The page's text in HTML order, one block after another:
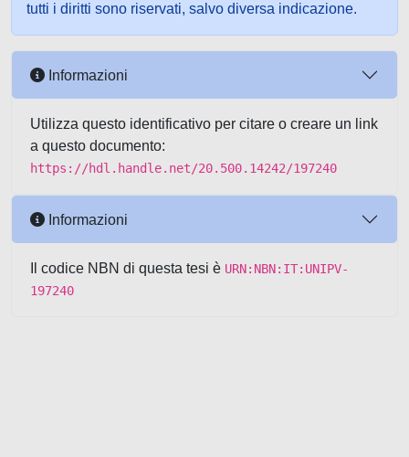
tutti i diritti sono riservati, salvo diversa indicazione.
Informazioni
Utilizza questo identificativo per citare o creare un link
a questo documento:
https://hdl.handle.net/20.500.14242/197240
Informazioni
Il codice NBN di questa tesi è URN:NBN:IT:UNIPV-
197240